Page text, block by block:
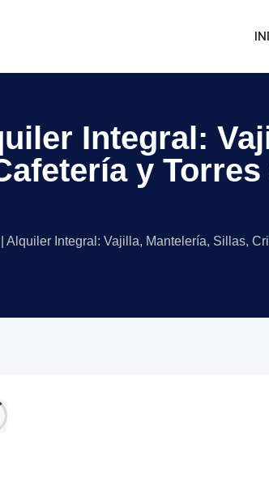
Integral:
y
Alquiler Integral: Vajilla, Mantelería, Sillas,